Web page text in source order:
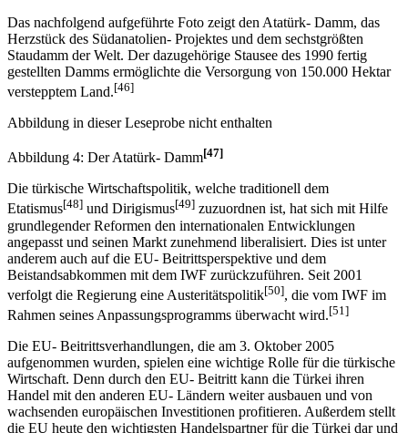
Das nachfolgend aufgeführte Foto zeigt den Atatürk- Damm, das
Herzstück des Südanatolien- Projektes und dem sechstgrößten
Staudamm der Welt. Der dazugehörige Stausee des 1990 fertig
gestellten Damms ermöglichte die Versorgung von 150.000 Hektar
verstepptem Land.[46]
Abbildung in dieser Leseprobe nicht enthalten
Abbildung 4: Der Atatürk- Damm[47]
Die türkische Wirtschaftspolitik, welche traditionell dem
Etatismus[48] und Dirigismus[49] zuzuordnen ist, hat sich mit Hilfe
grundlegender Reformen den internationalen Entwicklungen
angepasst und seinen Markt zunehmend liberalisiert. Dies ist unter
anderem auch auf die EU- Beitrittsperspektive und dem
Beistandsabkommen mit dem IWF zurückzuführen. Seit 2001
verfolgt die Regierung eine Austeritätspolitik[50], die vom IWF im
Rahmen seines Anpassungsprogramms überwacht wird.[51]
Die EU- Beitrittsverhandlungen, die am 3. Oktober 2005
aufgenommen wurden, spielen eine wichtige Rolle für die türkische
Wirtschaft. Denn durch den EU- Beitritt kann die Türkei ihren
Handel mit den anderen EU- Ländern weiter ausbauen und von
wachsenden europäischen Investitionen profitieren. Außerdem stellt
die EU heute den wichtigsten Handelspartner für die Türkei dar und